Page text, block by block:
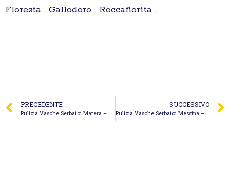
Floresta , Gallodoro , Roccafiorita ,
PRECEDENTE
Pulizia Vasche Serbatoi Matera – Stagno Francesco Saverio
SUCCESSIVO
Pulizia Vasche Serbatoi Messina – Todaro S.r.l.